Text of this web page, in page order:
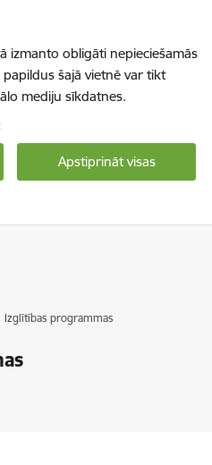
izmanto obligāti nepieciešamās
šajā vietnē var tikt
mediju sīkdatnes.
Apstiprināt visas
Izglītības programmas